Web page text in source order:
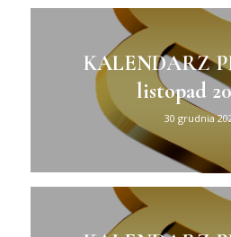
KALENDARZ
listopad
30 grudnia